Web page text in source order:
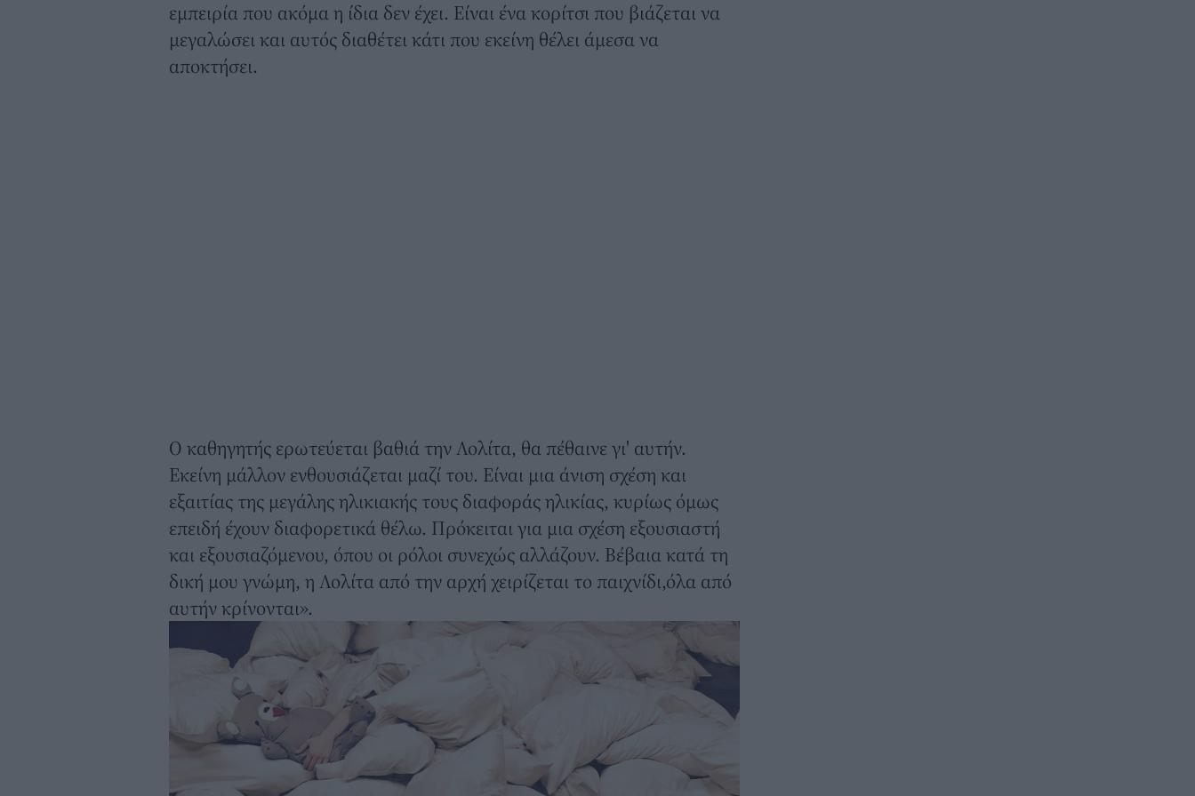
εμπειρία που ακόμα η ίδια δεν έχει. Είναι ένα κορίτσι που βιάζεται να
μεγαλώσει και αυτός διαθέτει κάτι που εκείνη θέλει άμεσα να
αποκτήσει.
Ο καθηγητής ερωτεύεται βαθιά την Λολίτα, θα πέθαινε γι' αυτήν.
Εκείνη μάλλον ενθουσιάζεται μαζί του. Είναι μια άνιση σχέση και
εξαιτίας της μεγάλης ηλικιακής τους διαφοράς ηλικίας, κυρίως όμως
επειδή έχουν διαφορετικά θέλω. Πρόκειται για μια σχέση εξουσιαστή
και εξουσιαζόμενου, όπου οι ρόλοι συνεχώς αλλάζουν. Βέβαια κατά τη
δική μου γνώμη, η Λολίτα από την αρχή χειρίζεται το παιχνίδι,όλα από
αυτήν κρίνονται».